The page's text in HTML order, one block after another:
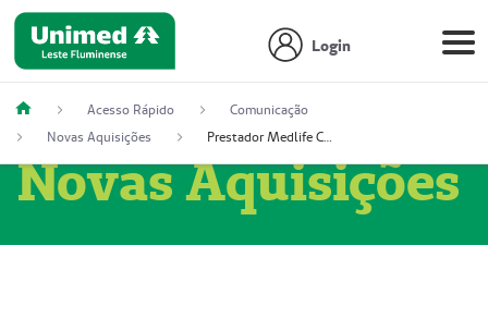
Login
Acesso Rápido
Comunicação
Novas Aquisições
Prestador Medlife Consultas e Diagnósticos (51004334-2)
Novas Aquisições